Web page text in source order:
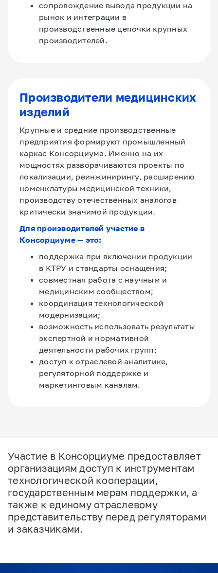
сопровождение вывода продукции на
рынок и интеграции в
производственные цепочки крупных
производителей.
Производители медицинских
изделий
Крупные и средние производственные
предприятия формируют промышленный
каркас Консорциума. Именно на их
мощностях разворачиваются проекты по
локализации, реинжинирингу, расширению
номенклатуры медицинской техники,
производству отечественных аналогов
критически значимой продукции.
Для производителей участие в
Консорциуме — это:
поддержка при включении продукции
в КТРУ и стандарты оснащения;
совместная работа с научным и
медицинским сообществом;
координация технологической
модернизации;
возможность использовать результаты
экспертной и нормативной
деятельности рабочих групп;
доступ к отраслевой аналитике,
регуляторной поддержке и
маркетинговым каналам.
Участие в Консорциуме предоставляет
организациям доступ к инструментам
технологической кооперации,
государственным мерам поддержки, а
также к единому отраслевому
представительству перед регуляторами
и заказчиками.